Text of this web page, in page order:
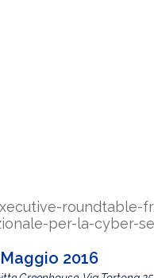
2016